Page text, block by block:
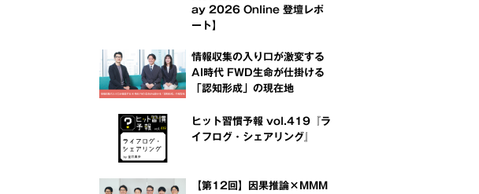
ay 2026 Online 登壇レポ
ート】
情報収集の入り口が激変する
AI時代 FWD生命が仕掛ける
「認知形成」の現在地
ヒット習慣予報 vol.419『ラ
イフログ・シェアリング』
【第12回】因果推論×MMM